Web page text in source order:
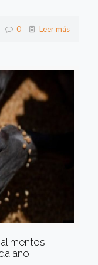
0 Leer más
año